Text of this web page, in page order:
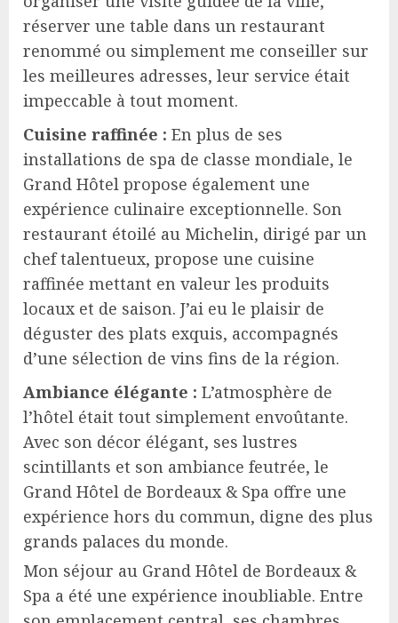
réserver une table dans un restaurant
renommé ou simplement me conseiller sur
les meilleures adresses, leur service était
impeccable à tout moment.
Cuisine raffinée : En plus de ses
installations de spa de classe mondiale, le
Grand Hôtel propose également une
expérience culinaire exceptionnelle. Son
restaurant étoilé au Michelin, dirigé par un
chef talentueux, propose une cuisine
raffinée mettant en valeur les produits
locaux et de saison. J’ai eu le plaisir de
déguster des plats exquis, accompagnés
d’une sélection de vins fins de la région.
Ambiance élégante : L’atmosphère de
l’hôtel était tout simplement envoûtante.
Avec son décor élégant, ses lustres
scintillants et son ambiance feutrée, le
Grand Hôtel de Bordeaux & Spa offre une
expérience hors du commun, digne des plus
grands palaces du monde.
Mon séjour au Grand Hôtel de Bordeaux &
Spa a été une expérience inoubliable. Entre